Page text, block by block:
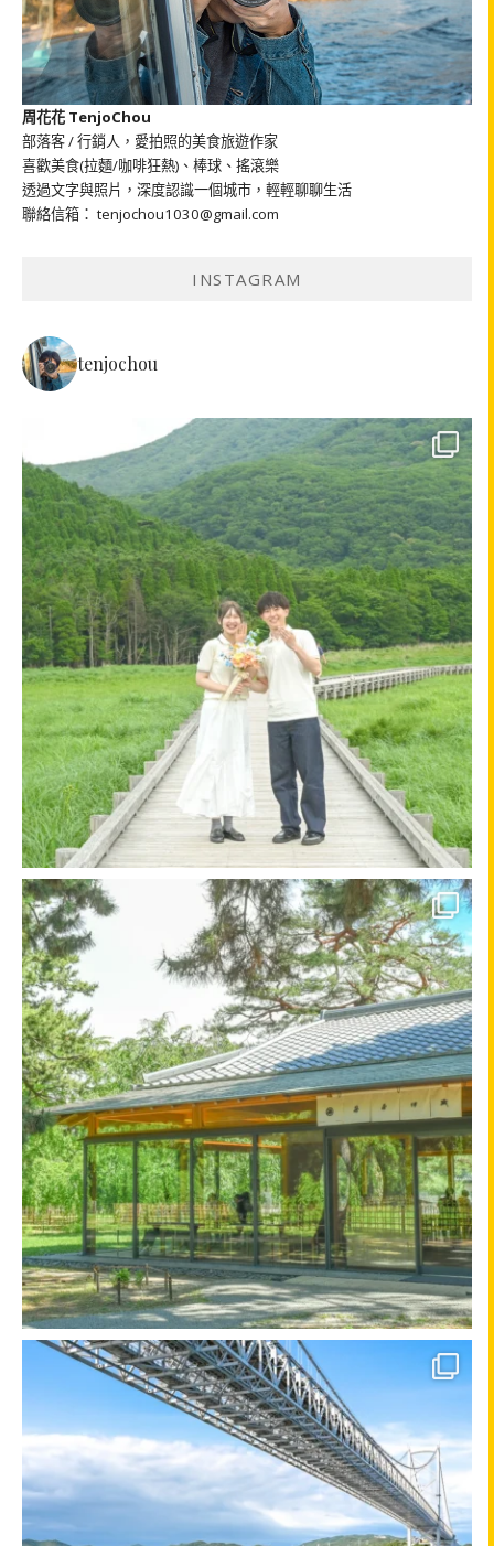
周花花 TenjoChou
部落客 / 行銷人，愛拍照的美食旅遊作家
喜歡美食(拉麵/咖啡狂熱)、棒球、搖滾樂
透過文字與照片，深度認識一個城市，輕輕聊聊生活
聯絡信箱： tenjochou1030@gmail.com
INSTAGRAM
tenjochou